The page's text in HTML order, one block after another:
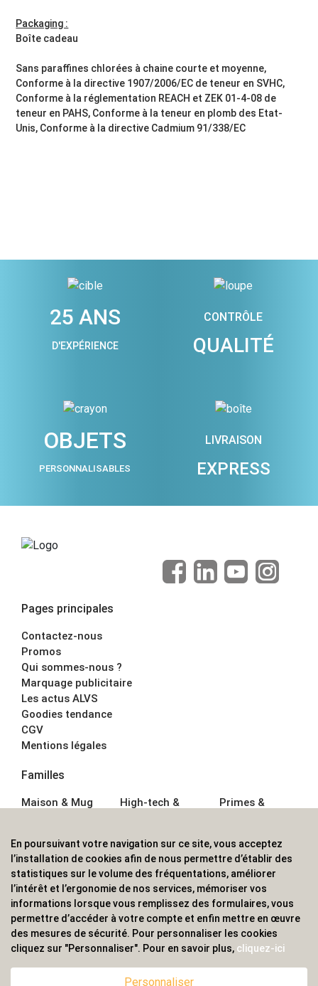
Packaging :
Boîte cadeau
Sans paraffines chlorées à chaine courte et moyenne,
Conforme à la directive 1907/2006/EC de teneur en SVHC,
Conforme à la réglementation REACH et ZEK 01-4-08 de
teneur en PAHS, Conforme à la teneur en plomb des Etat-
Unis, Conforme à la directive Cadmium 91/338/EC
25 ANS
D'EXPÉRIENCE
CONTRÔLE
QUALITÉ
OBJETS
PERSONNALISABLES
LIVRAISON
EXPRESS
Pages principales
Contactez-nous
Promos
Qui sommes-nous ?
Marquage publicitaire
Les actus ALVS
Goodies tendance
CGV
Mentions légales
Familles
Maison & Mug
Écriture
Bagagerie sacs
High-tech &
Sport &
Outdoor
Enfant
Primes &
Boisson
Textile &
Casquette
Accessoires de
ALVS, fournisseur d'objets publicitaires, pour les
professionnels. Une implantation nationale, une
couverture internationale.
En poursuivant votre navigation sur ce site, vous acceptez
l’installation de cookies afin de nous permettre d’établir des
statistiques sur le volume des fréquentations, améliorer
l’intérêt et l’ergonomie de nos services, mémoriser vos
informations lorsque vous remplissez des formulaires, vous
permettre d’accéder à votre compte et enfin mettre en œuvre
des mesures de sécurité. Pour personnaliser les cookies
cliquez sur "Personnaliser". Pour en savoir plus, cliquez-ici
Personnaliser